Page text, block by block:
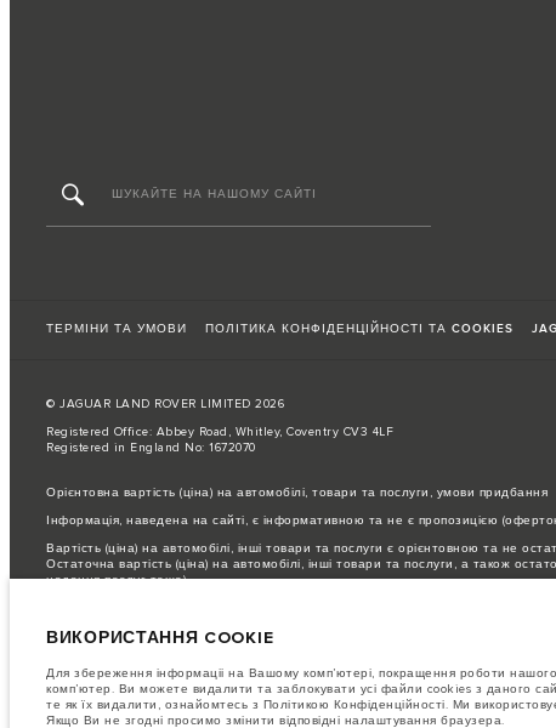
ТЕРМІНИ ТА УМОВИ ПОЛІТИКА КОНФІДЕНЦІЙНОСТІ ТА COOKIES
© JAGUAR LAND ROVER LIMITED 2026
Registered Office: Abbey Road, Whitley, Coventry CV3 4LF
Registered in England No: 1672070
Орієнтовна вартість (ціна) на автомобілі, товари та послуги, умови придбання
Інформація, наведена на сайті, є інформативною та не є пропозицією
Вартість (ціна) на автомобілі, інші товари та послуги є орієнтовною та не
Остаточна вартість (ціна) на автомобілі, інші товари та послуги, а також
надання послуг тощо).
ЗВЕРНІТЬ УВАГУ: Деякі з наших моделей, комплектацій або опцій, що
Важливе зауваження щодо зображень та специфікацій.
Глобальний дефіцит
зображення, які зараз використовуються на вебсайті, можуть не повністю
інформації.
ВИКОРИСТАННЯ COOKIE
Для збереження інформаціі на Вашому комп’ютері, покращення роботи
комп’ютер. Ви можете видалити та заблокувати усі файли cookies з даного
те як їх видалити, ознайомтесь з Політикою Конфіденційності. Ми
Якщо Ви не згодні просимо змінити відповідні налаштування браузера.